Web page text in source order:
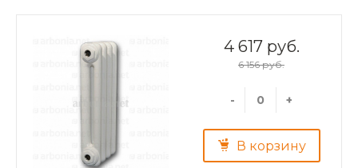
4 617 руб.
6 156 руб.
- +
В корзину